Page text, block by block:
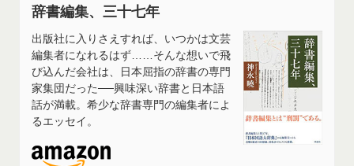
辞書編集、三十七年
出版社に入りさえすれば、いつかは文芸
編集者になれるはず……そんな想いで飛
び込んだ会社は、日本屈指の辞書の専門
家集団だった──興味深い辞書と日本語
話が満載。希少な辞書専門の編集者によ
るエッセイ。